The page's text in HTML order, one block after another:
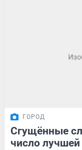
ГОРОД
Сгущённые
число